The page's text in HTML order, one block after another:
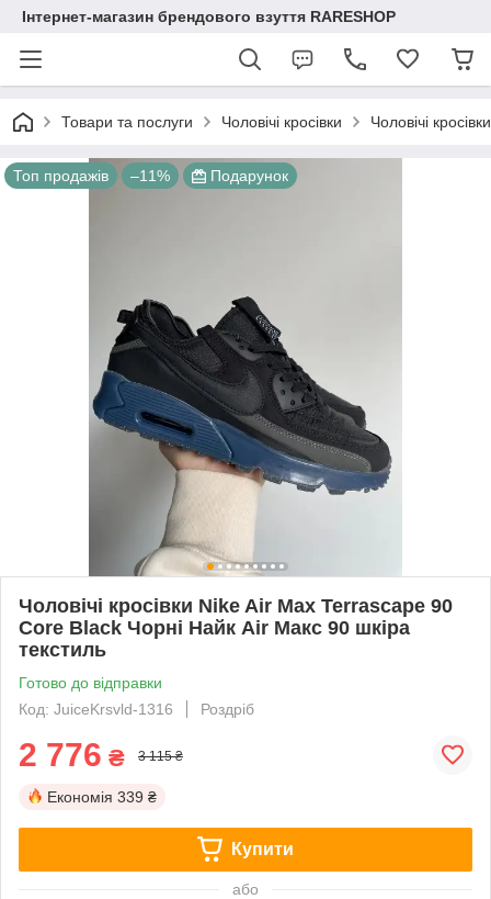
Інтернет-магазин брендового взуття RARESHOP
Товари та послуги Чоловічі кросівки Чоловічі
Топ продажів –11% Подарунок
Чоловічі кросівки Nike Air Max Terrascape 90
Core Black Чорні Найк Аir Макс 90 шкіра
текстиль
Готово до відправки
Код: JuiceKrsvld-1316
Роздріб
2 776 ₴ 3 115 ₴
Економія 339 ₴
Купити
або